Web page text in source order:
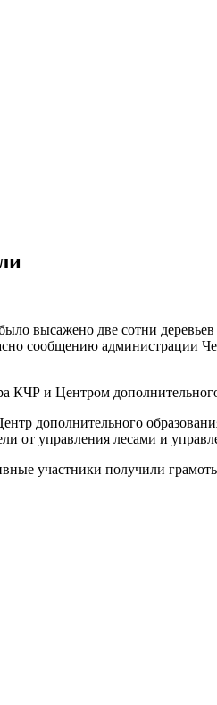
высажено две сотни
сообщению администрации
КЧР и Центром
дополнительного
от управления лесами и
участники получили